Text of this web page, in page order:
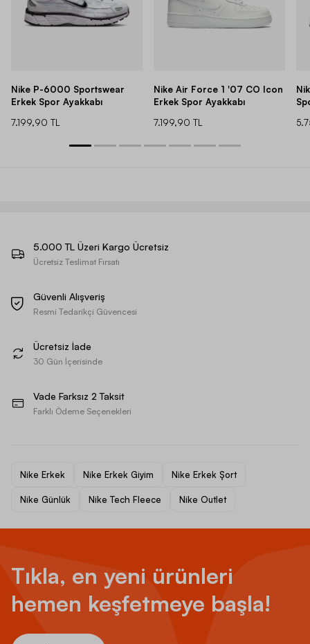
Nike P-6000 Sportswear
Erkek Spor Ayakkabı
7.199,90 TL
Nike Air Force 1 '07 CO Icon
Erkek Spor Ayakkabı
7.199,90 TL
5.000 TL Üzeri Kargo Ücretsiz
Ücretsiz Teslimat Fırsatı
Güvenli Alışveriş
Resmi Tedarikçi Güvencesi
Ücretsiz İade
30 Gün İçerisinde
Vade Farksız 2 Taksit
Farklı Ödeme Seçenekleri
Nike Erkek Nike Erkek Giyim Nike Erkek Şort
Nike Günlük Nike Tech Fleece Nike Outlet
Tıkla, en yeni ürünleri
hemen keşfetmeye başla!